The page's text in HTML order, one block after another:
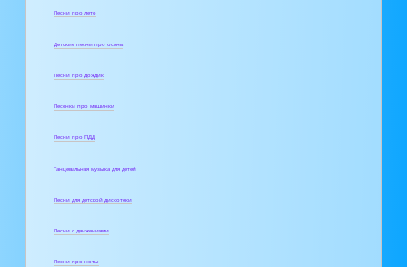
Песни про лето
Детские песни про осень
Песни про дождик
Песенки про машинки
Песни про ПДД
Танцевальная музыка для детей
Песни для детской дискотеки
Песни с движениями
Песни про ноты